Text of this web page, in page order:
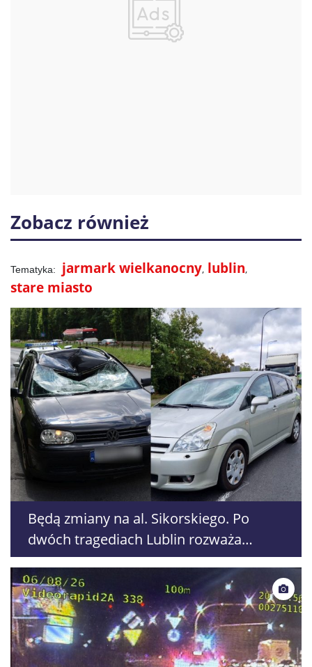
Zobacz również
jarmark wielkanocny lublin
stare miasto
Będą zmiany na al. Sikorskiego. Po
dwóch tragediach Lublin rozważa
likwidację przejścia dla pieszych